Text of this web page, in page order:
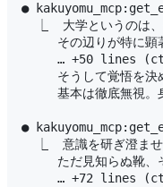
●
⎿  大学というのは、
その辺りが特に顕
… +50 lines
そうして覚悟を決
基本は徹底無視。
●
⎿  意識を研ぎ澄ませ
ただ見知らぬ靴、
… +72 lines